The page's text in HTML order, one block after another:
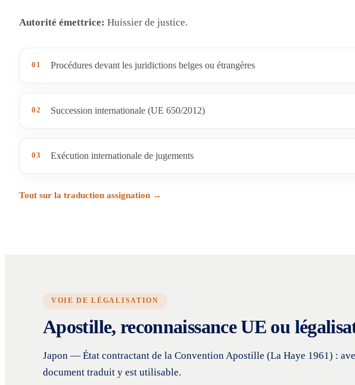
Autorité émettrice: Huissier de justice.
01 Procédures devant les juridictions belges ou étrangères
02 Succession internationale (UE 650/2012)
03 Exécution internationale de jugements
Tout sur la traduction assignation →
VOIE DE LÉGALISATION
Apostille, reconnaissance UE ou
Japon — État contractant de la Convention Apostille (La Haye 1961) :
document traduit y est utilisable.